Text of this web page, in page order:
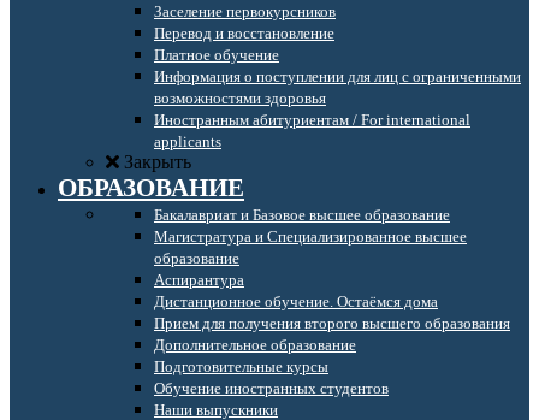
Заселение первокурсников
Перевод и восстановление
Платное обучение
Информация о поступлении для лиц с ограниченными
возможностями здоровья
Иностранным абитуриентам / For international
applicants
Закрыть
ОБРАЗОВАНИЕ
Бакалавриат и Базовое высшее образование
Магистратура и Специализированное высшее
образование
Аспирантура
Дистанционное обучение. Остаёмся дома
Прием для получения второго высшего образования
Дополнительное образование
Подготовительные курсы
Обучение иностранных студентов
Наши выпускники